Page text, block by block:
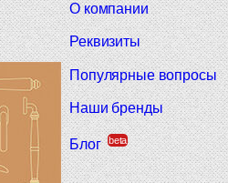
О компании
Реквизиты
Популярные вопросы
Наши бренды
Блог beta